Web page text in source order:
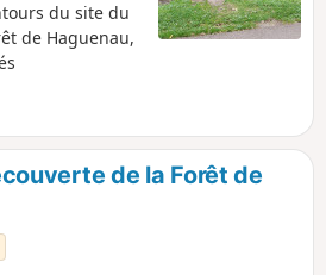
du site du
de Haguenau,
de la Forêt de